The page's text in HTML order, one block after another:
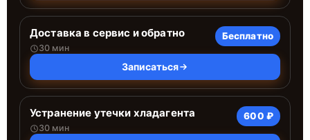
Доставка в сервис и обратно
30 мин
Бесплатно
Записаться
Устранение утечки хладагента
30 мин
600 ₽